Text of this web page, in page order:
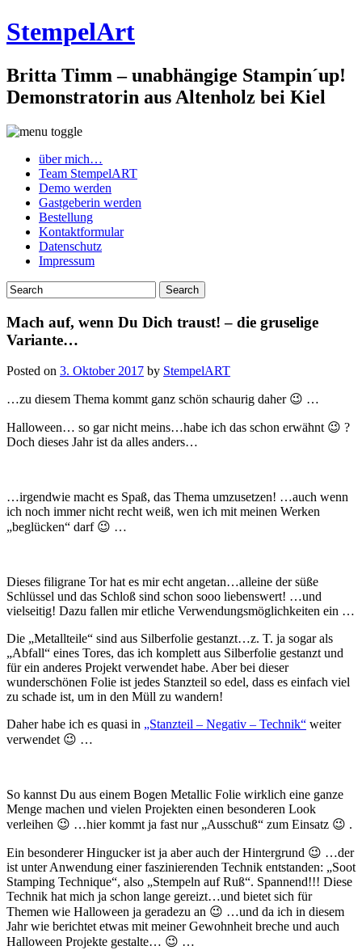
StempelArt
Britta Timm – unabhängige Stampin´up!
Demonstratorin aus Altenholz bei Kiel
über mich…
Team StempelART
Demo werden
Gastgeberin werden
Bestellung
Kontaktformular
Datenschutz
Impressum
Mach auf, wenn Du Dich traust! – die gruselige
Variante…
Posted on 3. Oktober 2017 by StempelART
…zu diesem Thema kommt ganz schön schaurig daher 😉 …
Halloween… so gar nicht meins…habe ich das schon erwähnt 😉 ?
Doch dieses Jahr ist da alles anders…
…irgendwie macht es Spaß, das Thema umzusetzen! …auch wenn
ich noch immer nicht recht weiß, wen ich mit meinen Werken
„beglücken“ darf 😉 …
Dieses filigrane Tor hat es mir echt angetan…alleine der süße
Schlüssel und das Schloß sind schon sooo liebenswert! …und
vielseitig! Dazu fallen mir etliche Verwendungsmöglichkeiten ein …
Die „Metallteile“ sind aus Silberfolie gestanzt…z. T. ja sogar als
„Abfall“ eines Tores, das ich komplett aus Silberfolie gestanzt und
für ein anderes Projekt verwendet habe. Aber bei dieser
wunderschönen Folie ist jedes Stanzteil so edel, dass es einfach viel
zu schade ist, um in den Müll zu wandern!
Daher habe ich es quasi in „Stanzteil – Negativ – Technik“ weiter
verwendet 😉 …
So kannst Du aus einem Bogen Metallic Folie wirklich eine ganze
Menge machen und vielen Projekten einen besonderen Look
verleihen 😉 …hier kommt ja fast nur „Ausschuß“ zum Einsatz 😉 .
Ein besonderer Hingucker ist ja aber auch der Hintergrund 😉 …der
ist unter Anwendung einer faszinierenden Technik entstanden: „Soot
Stamping Technique“, also „Stempeln auf Ruß“. Spannend!!! Diese
Technik hat mich ja schon lange gereizt…und bietet sich für
Themen wie Halloween ja geradezu an 😉 …und da ich in diesem
Jahr wie berichtet etwas mit meiner Gewohnheit breche und auch
Halloween Projekte gestalte… 😉 …